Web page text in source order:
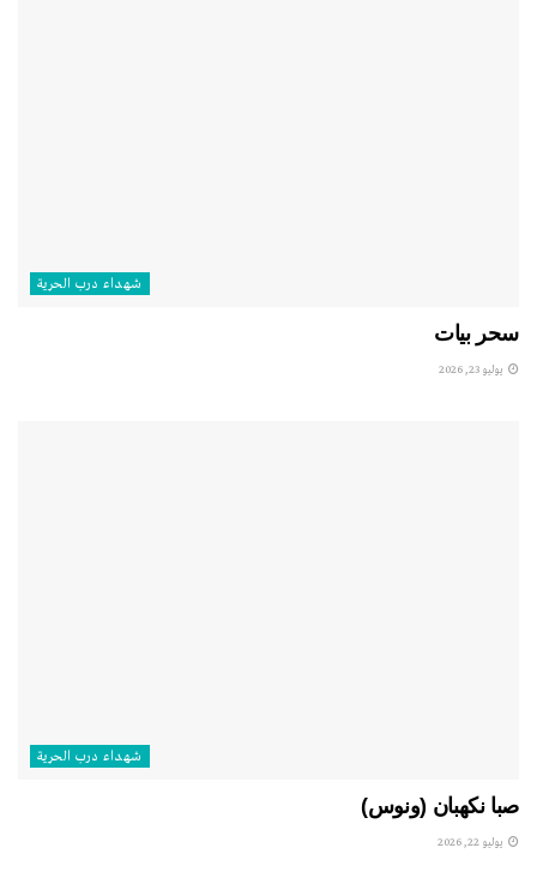
شهداء درب الحرية
سحر بيات
يوليو 23, 2026
شهداء درب الحرية
صبا نكهبان (ونوس)
يوليو 22, 2026